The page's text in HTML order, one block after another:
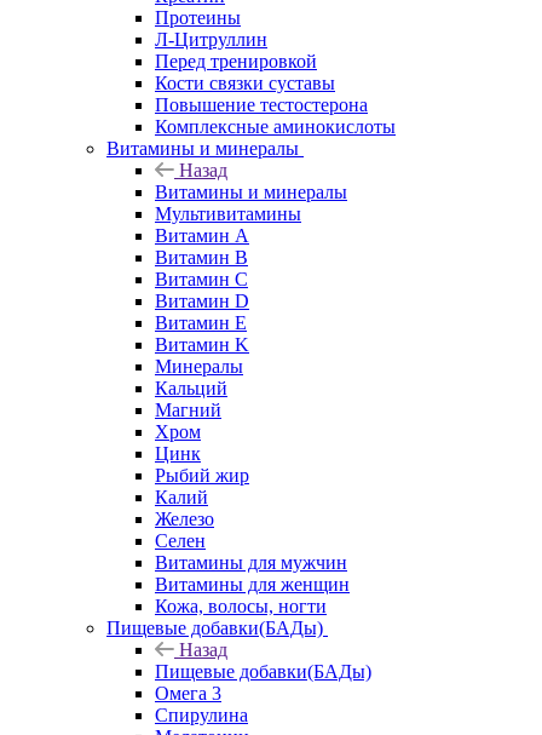
Протеины
Л-Цитруллин
Перед тренировкой
Кости связки суставы
Повышение тестостерона
Комплексные аминокислоты
Витамины и минералы
Назад
Витамины и минералы
Мультивитамины
Витамин A
Витамин B
Витамин C
Витамин D
Витамин E
Витамин K
Минералы
Кальций
Магний
Хром
Цинк
Рыбий жир
Калий
Железо
Селен
Витамины для мужчин
Витамины для женщин
Кожа, волосы, ногти
Пищевые добавки(БАДы)
Назад
Пищевые добавки(БАДы)
Омега 3
Спирулина